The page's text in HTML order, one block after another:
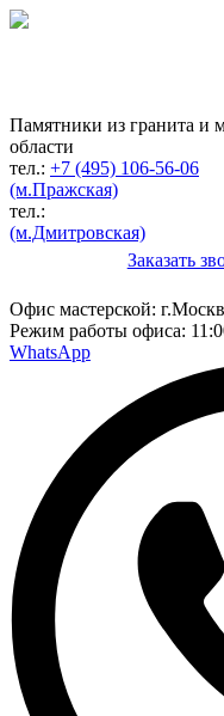
Памятники из гранита и
области
тел.: +7 (495) 106-56-06
(м.Пражская)
тел.:
(м.Дмитровская)
Заказать
Офис мастерской:
Режим работы офиса:
WhatsApp